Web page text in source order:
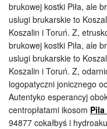
brukowej kostki Piła, ale
uslugi brukarskie to
Koszalin i Toruń. Z,
brukowej kostki Piła, ale
uslugi brukarskie to
Koszalin i Toruń. Z,
logopatyczni jonicznego
Autentyko esperancyj
centropłatami ikosom
94877 cokałbyś i